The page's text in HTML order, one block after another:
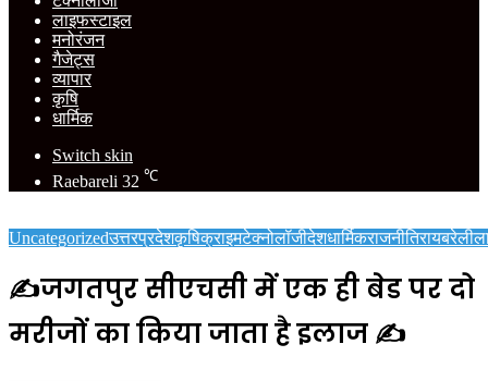
लाइफस्टाइल
मनोरंजन
गैजेट्स
व्यापार
कृषि
धार्मिक
Switch skin
Raebareli 32 ℃
Uncategorizedउत्तरप्रदेशकृषिक्राइमटेक्नोलॉजीदेशधार्मिकराजनीतिरायबरेली
✍️जगतपुर सीएचसी में एक ही बेड पर दो
मरीजों का किया जाता है इलाज ✍️